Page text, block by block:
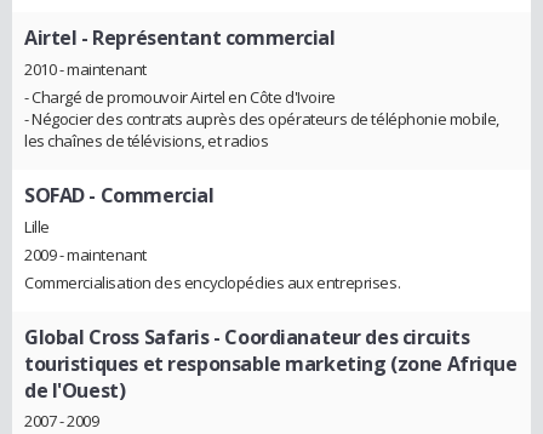
Airtel - Représentant commercial
2010 - maintenant
- Chargé de promouvoir Airtel en Côte d'Ivoire
- Négocier des contrats auprès des opérateurs de téléphonie mobile,
les chaînes de télévisions, et radios
SOFAD- Commercial
Lille
2009 - maintenant
Commercialisation des encyclopédies aux entreprises.
Global Cross Safaris- Coordianateur des circuits
touristiques et responsable marketing (zone Afrique
de l'Ouest)
2007 - 2009